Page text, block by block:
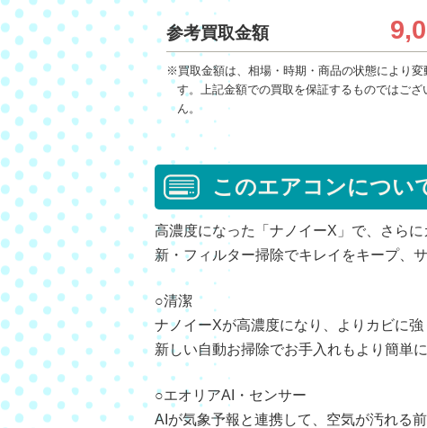
参考買取金額
※買取金額は、相場・時期・商品の状態により変
す。上記金額での買取を保証するものではござ
ん。
このエアコンについ
高濃度になった「ナノイーX」で、さらに
新・フィルター掃除でキレイをキープ、
○清潔
ナノイーXが高濃度になり、よりカビに強
新しい自動お掃除でお手入れもより簡単に
○エオリアAI・センサー
AIが気象予報と連携して、空気が汚れる